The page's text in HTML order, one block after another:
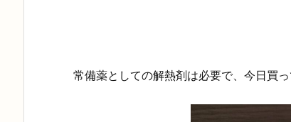
常備薬としての解熱剤は必要で、今日買